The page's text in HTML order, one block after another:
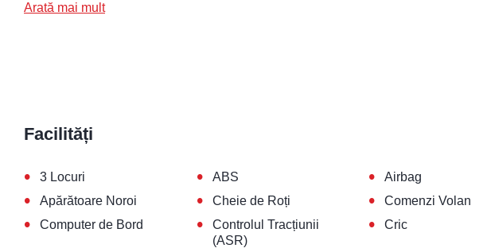
Arată mai mult
Facilități
• 3 Locuri • ABS • Airbag
• Apărătoare Noroi • Cheie de Roți • Comenzi Volan
• Computer de Bord •
Controlul Tracțiunii
(ASR)
• Cric